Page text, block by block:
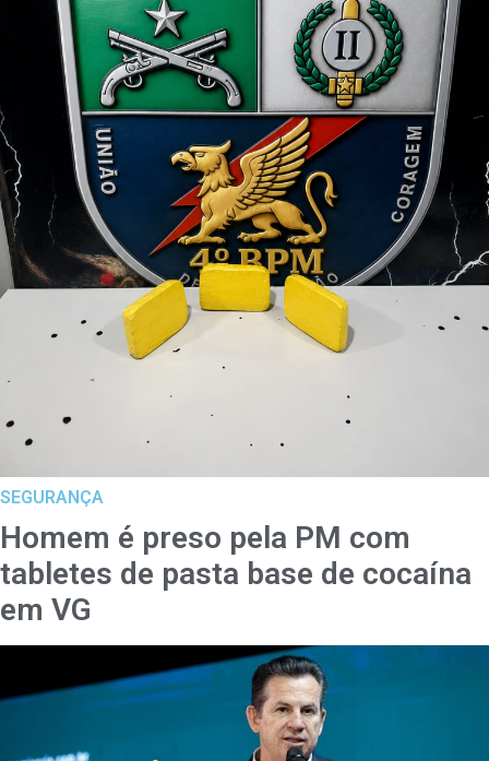
SEGURANÇA
Homem é preso pela PM com
tabletes de pasta base de cocaína
em VG